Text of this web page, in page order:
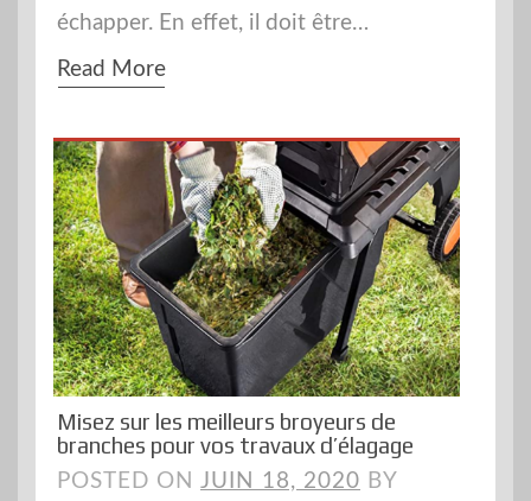
échapper. En effet, il doit être…
Read More
Misez sur les meilleurs broyeurs de
branches pour vos travaux d’élagage
POSTED ON JUIN 18, 2020 BY